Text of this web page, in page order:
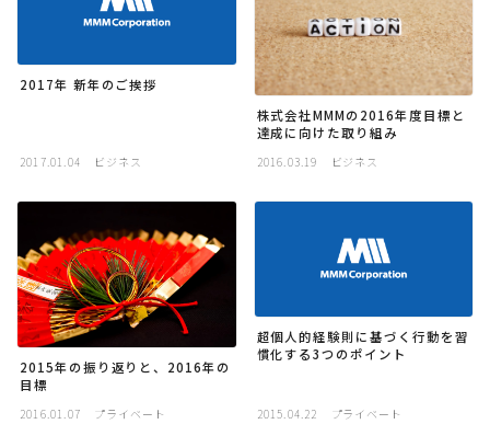
2017年 新年のご挨拶
2017.01.04 ビジネス
株式会社MMMの2016年度目標と
達成に向けた取り組み
2016.03.19 ビジネス
2015年の振り返りと、2016年の
目標
2016.01.07 プライベート
超個人的経験則に基づく行動を習
慣化する3つのポイント
2015.04.22 プライベート